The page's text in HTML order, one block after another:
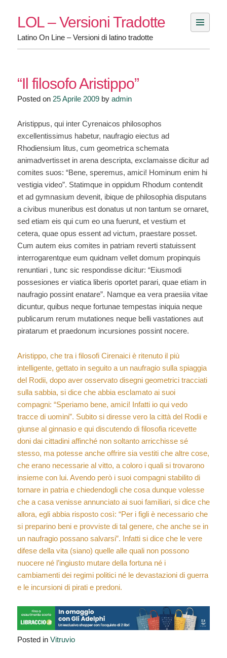
content
LOL – Versioni Tradotte
Latino On Line – Versioni di latino tradotte
“Il filosofo Aristippo”
Posted on 25 Aprile 2009by admin
Aristippus, qui inter Cyrenaicos philosophos
excellentissimus habetur, naufragio eiectus ad
Rhodiensium litus, cum geometrica schemata
animadvertisset in arena descripta, exclamaisse dicitur ad
comites suos: “Bene, speremus, amici! Hominum enim hi
vestigia video”. Statimque in oppidum Rhodum contendit
et ad gymnasium devenit, ibique de philosophia disputans
a civibus muneribus est donatus ut non tantum se ornaret,
sed etiam eis qui cum eo una fuerunt, et vestium et
cetera, quae opus essent ad victum, praestare posset.
Cum autem eius comites in patriam reverti statuissent
interrogarentque eum quidnam vellet domum propinquis
renuntiari , tunc sic respondisse dicitur: “Eiusmodi
possesiones er viatica liberis oportet parari, quae etiam in
naufragio possint enatare”. Namque ea vera praesiia vitae
dicuntur, quibus neque fortunae tempestas iniquia neque
publicarum rerum mutationes neque belli vastationes aut
piratarum et praedonum incursiones possint nocere.
Aristippo, che tra i filosofi Cirenaici è ritenuto il più
intelligente, gettato in seguito a un naufragio sulla spiaggia
del Rodii, dopo aver osservato disegni geometrici tracciati
sulla sabbia, si dice che abbia esclamato ai suoi
compagni: “Speriamo bene, amici! Infatti io qui vedo
tracce di uomini”. Subito si diresse vero la città del Rodii e
giunse al ginnasio e qui discutendo di filosofia ricevette
doni dai cittadini affinché non soltanto arricchisse sé
stesso, ma potesse anche offrire sia vestiti che altre cose,
che erano necessarie al vitto, a coloro i quali si trovarono
insieme con lui. Avendo però i suoi compagni stabilito di
tornare in patria e chiedendogli che cosa dunque volesse
che a casa venisse annunciato ai suoi familiari, si dice che
allora, egli abbia risposto così: “Per i figli è necessario che
si preparino beni e provviste di tal genere, che anche se in
un naufragio possano salvarsi”. Infatti si dice che le vere
difese della vita (siano) quelle alle quali non possono
nuocere né l’ingiusto mutare della fortuna né i
cambiamenti dei regimi politici né le devastazioni di guerra
e le incursioni di pirati e predoni.
Posted in Vitruvio